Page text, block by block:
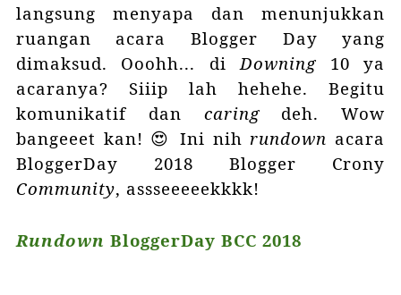
langsung menyapa dan menunjukkan
ruangan acara Blogger Day yang
dimaksud. Ooohh... di Downing 10 ya
acaranya? Siiip lah hehehe. Begitu
komunikatif dan caringdeh. Wow
bangeeet kan! 😍 Ini nih rundown acara
BloggerDay 2018 Blogger Crony
Community, assseeeeekkkk!
Rundown BloggerDay BCC 2018